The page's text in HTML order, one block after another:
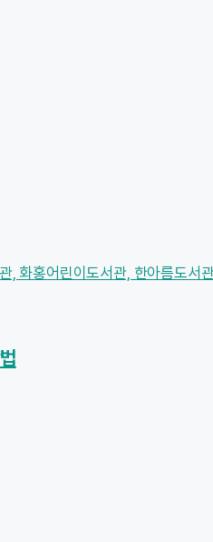
, 화홍어린이도서관, 한아름도서